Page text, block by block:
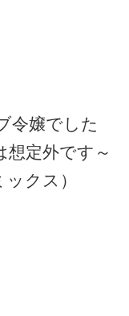
令嬢でした
想定外です～
クス）